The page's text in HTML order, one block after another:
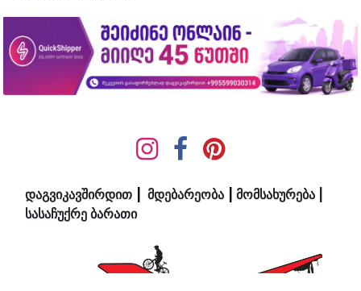
დაგვიკავშირდით მდ​ებ​​არეობა მომსახურება
სასაჩუქრე ბარათი